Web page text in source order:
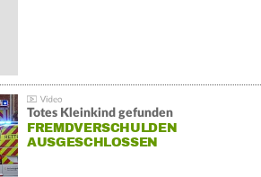
Totes Kleinkind gefunden
FREMDVERSCHULDEN
AUSGESCHLOSSEN